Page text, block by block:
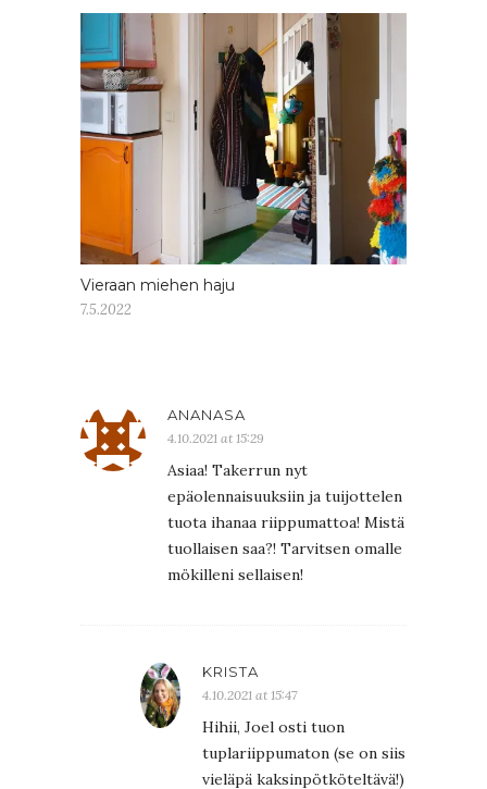
Vieraan miehen haju
7.5.2022
ANANASA
4.10.2021 at 15:29
Asiaa! Takerrun nyt
epäolennaisuuksiin ja tuijottelen
tuota ihanaa riippumattoa! Mistä
tuollaisen saa?! Tarvitsen omalle
mökilleni sellaisen!
KRISTA
4.10.2021 at 15:47
Hihii, Joel osti tuon
tuplariippumaton (se on siis
vieläpä kaksinpötköteltävä!)